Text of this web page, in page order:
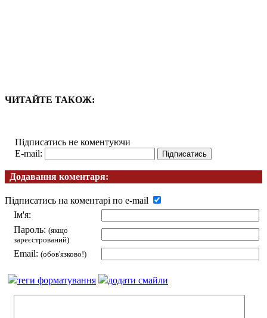
ЧИТАЙТЕ ТАКОЖ:
Підписатись не коментуючи
E-mail:
Додавання коментаря:
Підписатись на коментарі по e-mail
Ім'я:
Пароль: (якщо
зареєстрований)
Email: (обов'язково!)
теги форматування додати смайли